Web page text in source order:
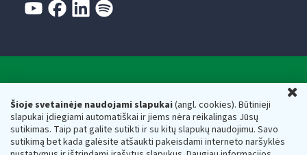
Šioje svetainėje naudojami slapukai(angl. cookies). Būtinieji
slapukai įdiegiami automatiškai ir jiems nėra reikalingas Jūsų
sutikimas. Taip pat galite sutikti ir su kitų slapukų naudojimu. Savo
sutikimą bet kada galėsite atšaukti pakeisdami interneto naršyklės
Respublikos finansų ministerijos
Biudžetinė įstaiga. Juridinio asmens kodas — 188659752,
adresas: Vasario 16-osios g. 14, 01107 Vilnius, Lietuva, el.paštas:
vmi@vmi.lt, E. pristatymo dėžutės adresas 188659752